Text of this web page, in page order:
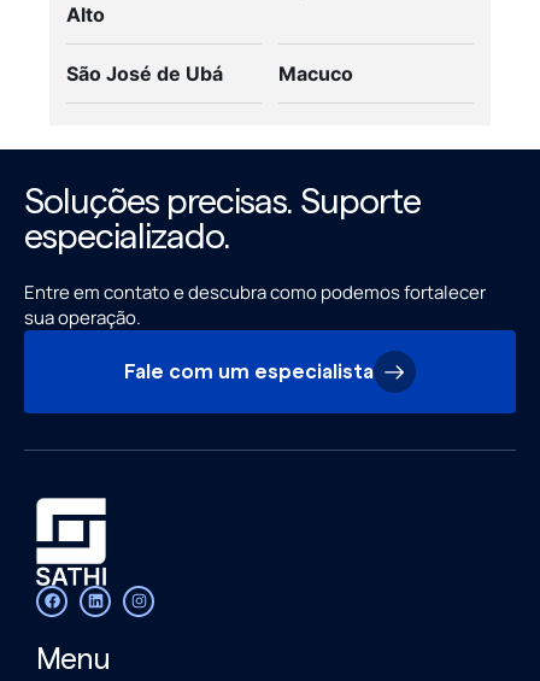
Alto
São José de Ubá Macuco
Soluções precisas. Suporte
especializado.
Entre em contato e descubra como podemos fortalecer
sua operação.
Fale com um especialista
Menu